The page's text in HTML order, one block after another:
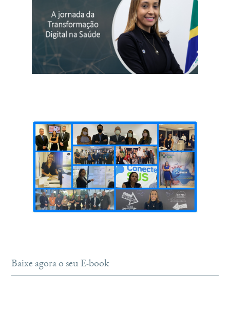
Baixe agora o seu E-book